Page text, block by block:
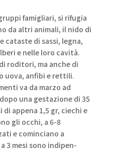
famigliari, si rifugia
da altri animali, il nido di
cataste di sassi, legna,
e nelle loro cavità.
roditori, ma anche di
uova, anfibi e rettili.
va da marzo ad
una gestazione di 35
appena 1,5 gr, ciechi e
gli occhi, a 6-8
e cominciano a
3 mesi sono indipen-